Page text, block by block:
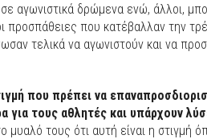
αγωνιστικά δρώμενα ενώ, άλλοι,
προσπάθειες που κατέβαλλαν την
τελικά να αγωνιστούν και να
που πρέπει να
για τους αθλητές και υπάρχουν
μυαλό τους ότι αυτή είναι η στιγμή